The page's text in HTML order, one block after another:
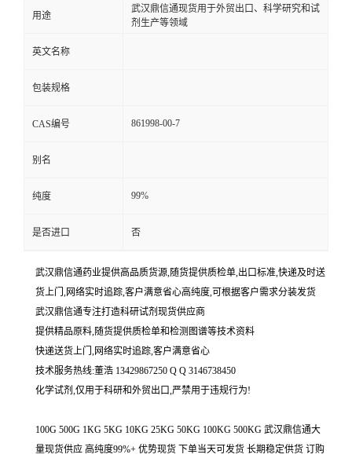
用途
武汉鼎信通现货用于外贸出口、科学研究和试
剂生产等领域
英文名称
包装规格
CAS编号 861998-00-7
别名
纯度 99%
是否进口 否
武汉鼎信通药业提供高品质货源,随货提供质检单,出口标准,快递及时送
货上门,网络实时追踪,客户满意省心高纯度,可根据客户需求分装发货
武汉鼎信通专注打造科研试剂现货供应商
提供精品原料,随货提供质检单和检测图谱等技术资料
快递送货上门,网络实时追踪,客户满意省心
技术服务热线:董浩 13429867250 Q Q 3146738450
化学试剂,仅用于科研和外贸出口,严禁用于违规行为!
100G 500G 1KG 5KG 10KG 25KG 50KG 100KG 500KG 武汉鼎信通大
量现货供应 高纯度99%+ 优势现货 下单当天可发货 长期稳定供货 订购